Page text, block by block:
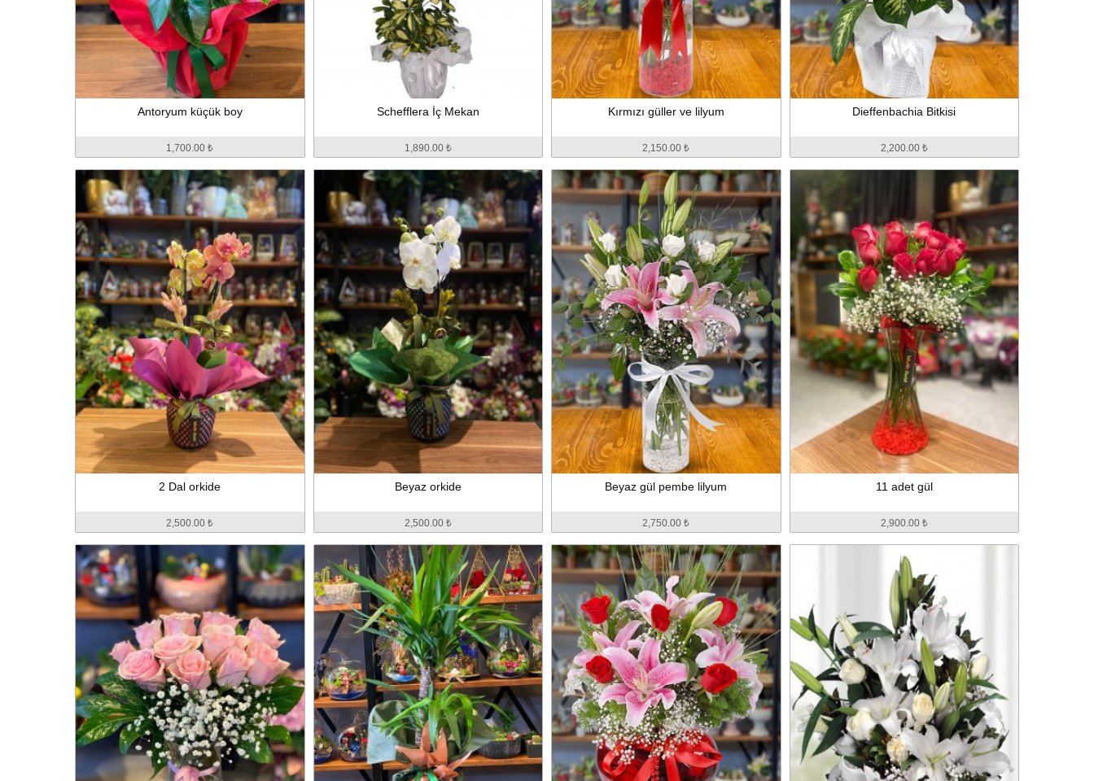
Antoryum küçük boy
1,700.00 ₺
Schefflera İç Mekan
1,890.00 ₺
Kırmızı güller ve lilyum
2,150.00 ₺
Dieffenbachia Bitkisi
2,200.00 ₺
2 Dal orkide
2,500.00 ₺
Beyaz orkide
2,500.00 ₺
Beyaz gül pembe lilyum
2,750.00 ₺
11 adet gül
2,900.00 ₺